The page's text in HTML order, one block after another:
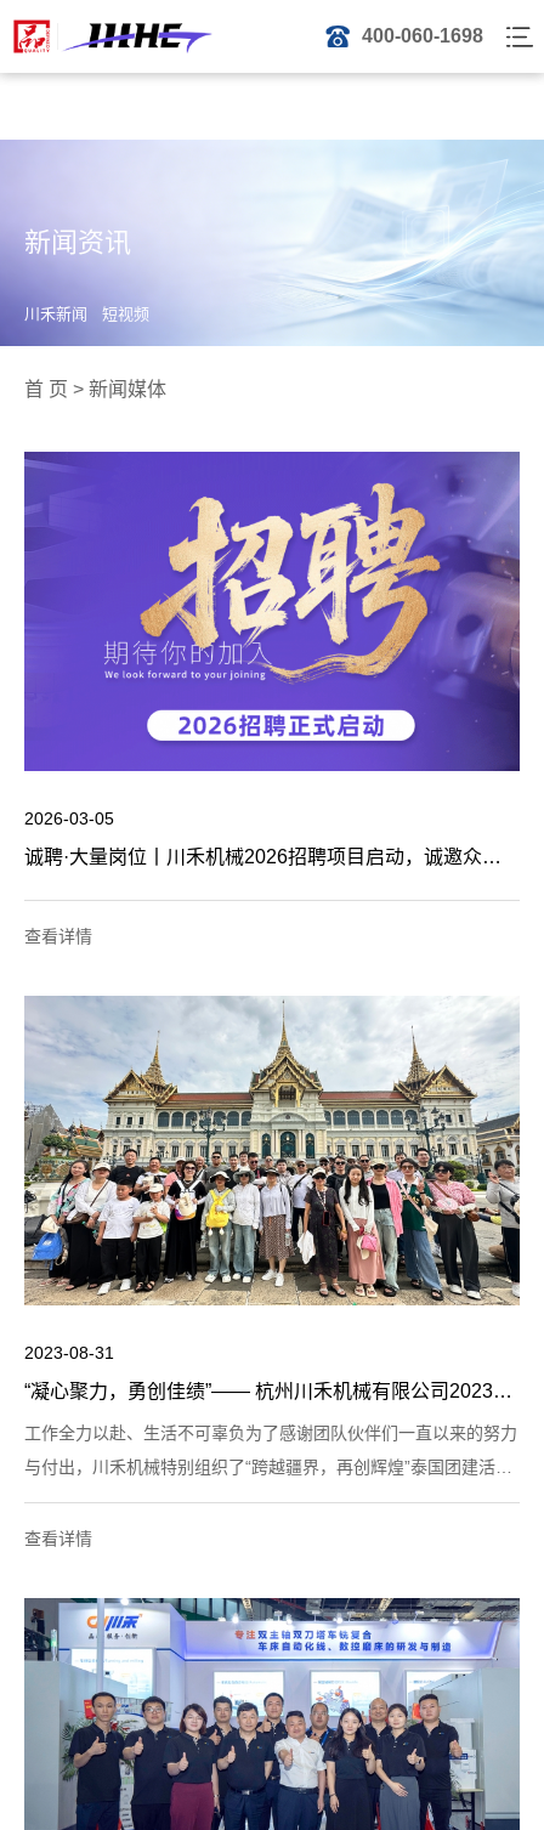
400-060-1698
新闻资讯
川禾新闻 短视频
首 页 > 新闻媒体
2026-03-05
诚聘·大量岗位丨川禾机械2026招聘项目启动，诚邀众英才加入，一起“智造”未来！
查看详情
2023-08-31
“凝心聚力，勇创佳绩”—— 杭州川禾机械有限公司2023年员工泰国旅游团建
工作全力以赴、生活不可辜负为了感谢团队伙伴们一直以来的努力
与付出，川禾机械特别组织了“跨越疆界，再创辉煌”泰国团建活
动，旨在丰富同事们的工作生活，进一步加强团队凝聚力，提升团
队间的团结协作能力，并且让员工在放松的环境中得到休息和
查看详情